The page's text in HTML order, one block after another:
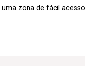
zona de fácil acesso